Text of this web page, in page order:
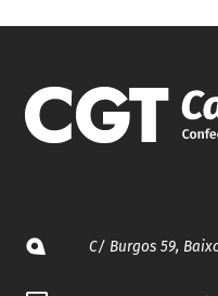
C/ Burgos 59,